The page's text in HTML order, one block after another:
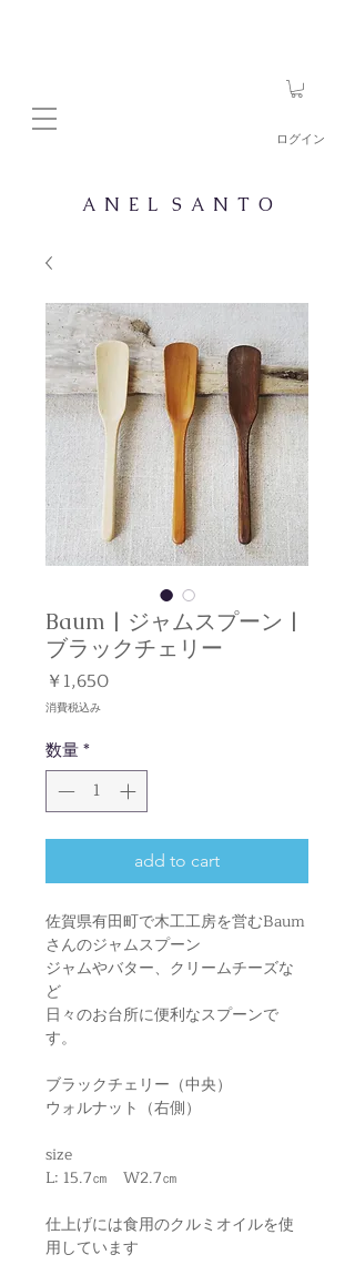
ログイン
A N E L S A N T O
Baum | ジャムスプーン |
ブラックチェリー
￥1,650価
消費税込み
数量*
add to cart
佐賀県有田町で木工工房を営むBaum
さんのジャムスプーン
ジャムやバター、クリームチーズな
ど
日々のお台所に便利なスプーンで
す。
ブラックチェリー（中央）
ウォルナット（右側）
size
L: 15.7㎝ W2.7㎝
仕上げには食用のクルミオイルを使
用しています